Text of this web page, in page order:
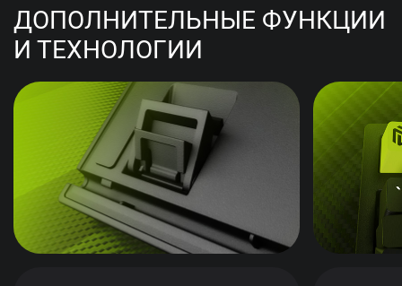
ДОПОЛНИТЕЛЬНЫЕ ФУНКЦИИ
И ТЕХНОЛОГИИ